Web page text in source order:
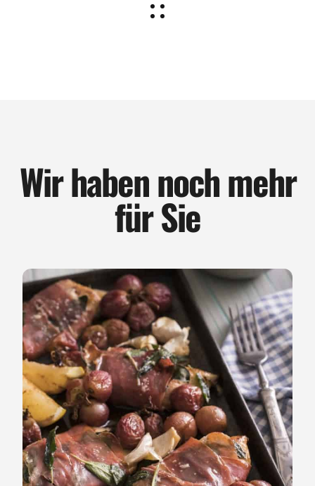
Wir haben noch mehr
für Sie